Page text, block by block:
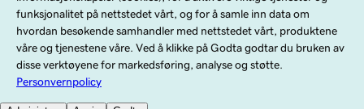
GoDaddy-ordmerket er et registrert varemerke som tilhører GoDaddy
Operating Company, LLC i USA og andre land. «GO»-logoen er et registrert
varemerke som tilhører GoDaddy.com, LLC i USA.
Bruk av dette nettstedet er underlagt spesifikke bruksbetingelser. Ved å bruke
dette nettstedet bekrefter du at du er underlagt disse
tjenestebetingelsene